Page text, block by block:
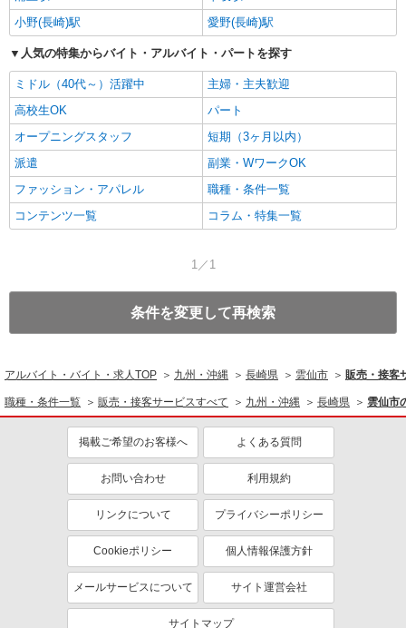
小野(長崎)駅
愛野(長崎)駅
人気の特集からバイト・アルバイト・パートを探す
ミドル（40代～）活躍中
主婦・主夫歓迎
高校生OK
パート
オープニングスタッフ
短期（3ヶ月以内）
派遣
副業・WワークOK
ファッション・アパレル
職種・条件一覧
コンテンツ一覧
コラム・特集一覧
1／1
条件を変更して再検索
アルバイト・バイト・求人TOP 九州・沖縄 長崎県 雲仙市 販売・接客
職種・条件一覧 販売・接客サービスすべて 九州・沖縄 長崎県 雲仙市
掲載ご希望のお客様へ よくある質問
お問い合わせ 利用規約
リンクについて プライバシーポリシー
Cookieポリシー 個人情報保護方針
メールサービスについて サイト運営会社
サイトマップ